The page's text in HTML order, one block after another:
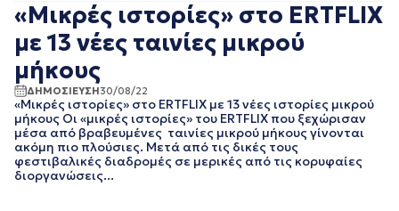
ΜΑΡΤΙΟΣ 2019
ΦΕΒΡΟΥΑΡΙΟΣ 2019
ΙΑΝΟΥΑΡΙΟΣ 2019
ΟΚΤΩΒΡΙΟΣ 2018
ΣΕΠΤΕΜΒΡΙΟΣ 2018
ΑΥΓΟΥΣΤΟΣ 2018
ΙΟΥΛΙΟΣ 2018
«Μικρές ιστορίες» στο ERTFLIX
με 13 νέες ταινίες μικρού
μήκους
ΔΗΜΟΣΙΕΥΣΗ30/08/22
«Μικρές ιστορίες» στο ERTFLIX με 13 νέες ιστορίες μικρού
μήκους Οι «μικρές ιστορίες» του ERTFLIX που ξεχώρισαν
μέσα από βραβευμένες ταινίες μικρού μήκους γίνονται
ακόμη πιο πλούσιες. Μετά από τις δικές τους
φεστιβαλικές διαδρομές σε μερικές από τις κορυφαίες
διοργανώσεις...